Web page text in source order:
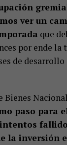
ver un
que
por ende
de
paso para
la inversión